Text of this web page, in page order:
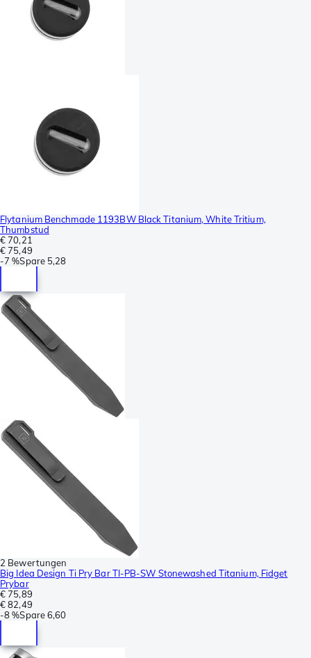
Flytanium Benchmade 1193BW Black Titanium, White Tritium,
Thumbstud
€ 70,21
€ 75,49
-7 %Spare 5,28
2 Bewertungen
Big Idea Design Ti Pry Bar TI-PB-SW Stonewashed Titanium, Fidget
Prybar
€ 75,89
€ 82,49
-8 %Spare6,60